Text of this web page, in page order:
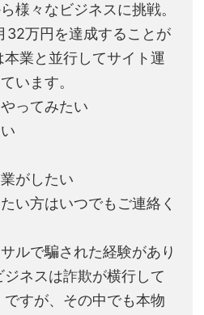
様々なビジネスに挑戦。
32万円を達成することが
業と並行してサイト運
います。
ってみたい
がしたい
い方はいつでもご連絡く
ルで騙された経験があり
ネスは詐欺が横行して
すが、その中でも本物